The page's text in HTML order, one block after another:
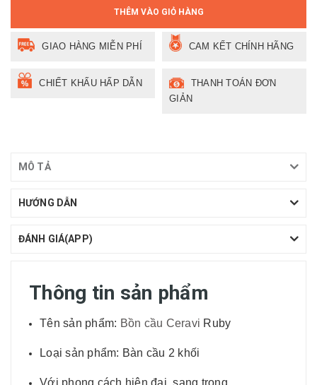
THÊM VÀO GIỎ HÀNG
GIAO HÀNG MIỄN PHÍ CAM KẾT CHÍNH HÃNG
CHIẾT KHẤU HẤP DẪN
THANH TOÁN ĐƠN
GIẢN
MÔ TẢ
HƯỚNG DẪN
ĐÁNH GIÁ(APP)
Thông tin sản phẩm
Tên sản phẩm: Bồn cầu Ceravi Ruby
Loại sản phẩm: Bàn cầu 2 khối
Với phong cách hiện đại, sang trọng